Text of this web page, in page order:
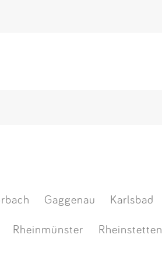
Gaggenau Karlsbad
Rheinmünster
Rheinstetten